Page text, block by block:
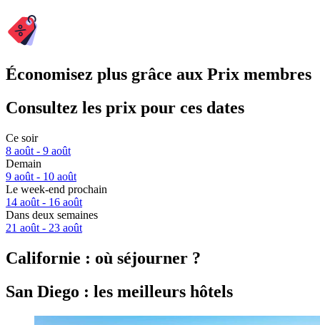
Économisez plus grâce aux Prix membres
Consultez les prix pour ces dates
Ce soir
8 août - 9 août
Demain
9 août - 10 août
Le week-end prochain
14 août - 16 août
Dans deux semaines
21 août - 23 août
Californie : où séjourner ?
San Diego : les meilleurs hôtels